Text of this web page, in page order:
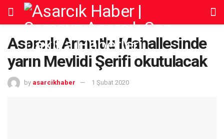
Asarcık Armutlu Mahallesinde
yarın Mevlidi Şerifi okutulacak
by asarcikhaber 1 Şubat 2020